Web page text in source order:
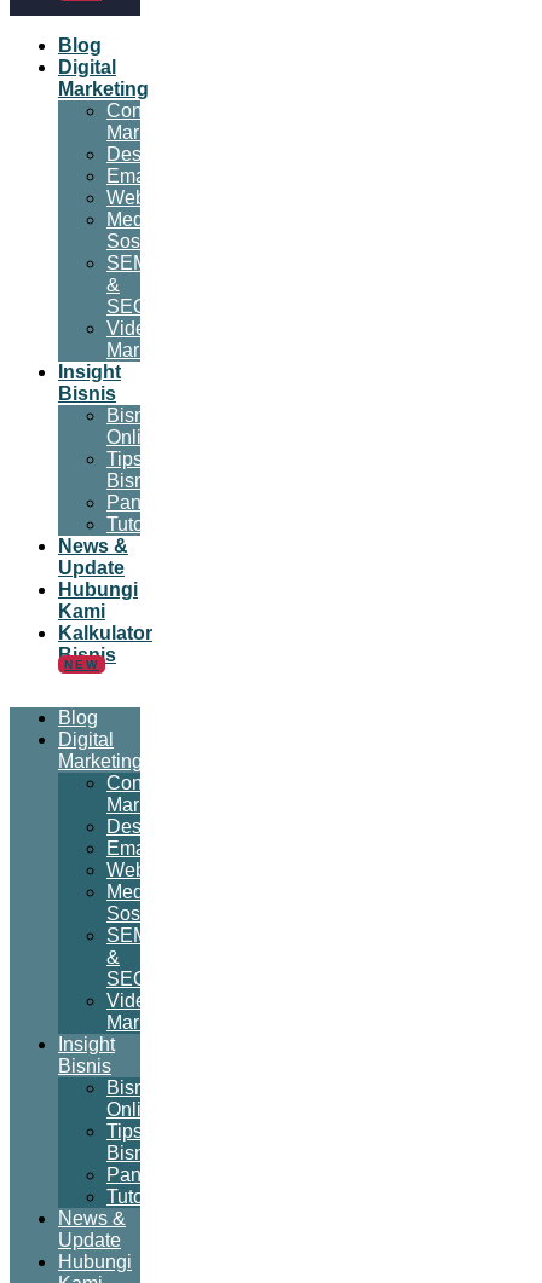
Blog
Digital
Marketing
Content
Marketing
Desain
Email
Website
Media
Sosial
SEM
&
SEO
Video
Marketing
Insight
Bisnis
Bisnis
Online
Tips
Bisnis
Panduan
Tutorial
News &
Update
Hubungi
Kami
Kalkulator
Bisnis
NEW
Blog
Digital
Marketing
Content
Marketing
Desain
Email
Website
Media
Sosial
SEM
&
SEO
Video
Marketing
Insight
Bisnis
Bisnis
Online
Tips
Bisnis
Panduan
Tutorial
News &
Update
Hubungi